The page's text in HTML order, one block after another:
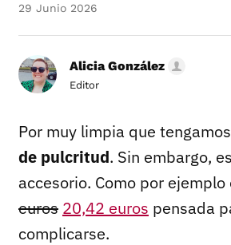
29 Junio 2026
Alicia González
Editor
Por muy limpia que
de pulcritud. Sin embargo,
accesorio. Como por
euros 20,42 euros pensada
complicarse.